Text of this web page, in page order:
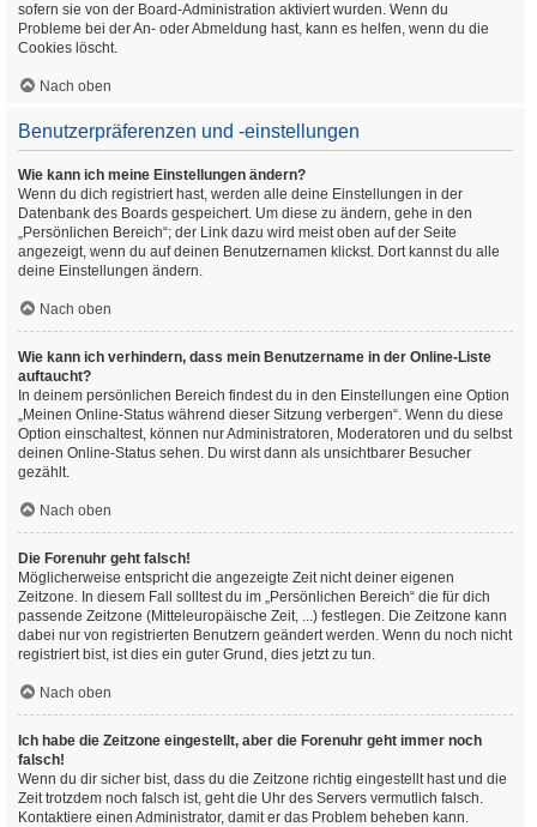
sofern sie von der Board-Administration aktiviert wurden. Wenn du
Probleme bei der An- oder Abmeldung hast, kann es helfen, wenn du die
Cookies löscht.
Nach oben
Benutzerpräferenzen und -einstellungen
Wie kann ich meine Einstellungen ändern?
Wenn du dich registriert hast, werden alle deine Einstellungen in der
Datenbank des Boards gespeichert. Um diese zu ändern, gehe in den
„Persönlichen Bereich“; der Link dazu wird meist oben auf der Seite
angezeigt, wenn du auf deinen Benutzernamen klickst. Dort kannst du alle
deine Einstellungen ändern.
Nach oben
Wie kann ich verhindern, dass mein Benutzername in der Online-Liste
auftaucht?
In deinem persönlichen Bereich findest du in den Einstellungen eine Option
„Meinen Online-Status während dieser Sitzung verbergen“. Wenn du diese
Option einschaltest, können nur Administratoren, Moderatoren und du selbst
deinen Online-Status sehen. Du wirst dann als unsichtbarer Besucher
gezählt.
Nach oben
Die Forenuhr geht falsch!
Möglicherweise entspricht die angezeigte Zeit nicht deiner eigenen
Zeitzone. In diesem Fall solltest du im „Persönlichen Bereich“ die für dich
passende Zeitzone (Mitteleuropäische Zeit, ...) festlegen. Die Zeitzone kann
dabei nur von registrierten Benutzern geändert werden. Wenn du noch nicht
registriert bist, ist dies ein guter Grund, dies jetzt zu tun.
Nach oben
Ich habe die Zeitzone eingestellt, aber die Forenuhr geht immer noch
falsch!
Wenn du dir sicher bist, dass du die Zeitzone richtig eingestellt hast und die
Zeit trotzdem noch falsch ist, geht die Uhr des Servers vermutlich falsch.
Kontaktiere einen Administrator, damit er das Problem beheben kann.